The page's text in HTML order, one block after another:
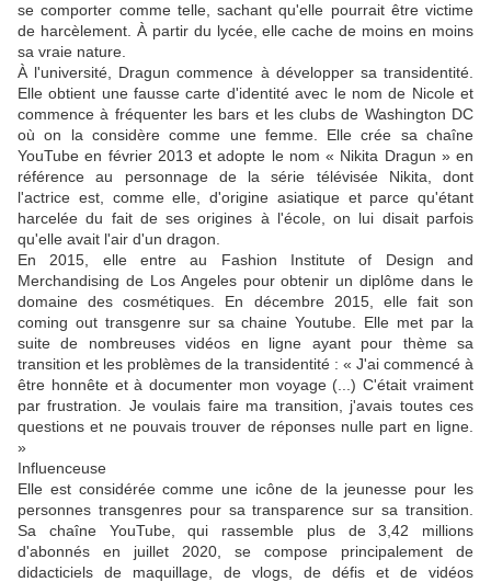
se comporter comme telle, sachant qu'elle pourrait être victime
de harcèlement. À partir du lycée, elle cache de moins en moins
sa vraie nature.
À l'université, Dragun commence à développer sa transidentité.
Elle obtient une fausse carte d'identité avec le nom de Nicole et
commence à fréquenter les bars et les clubs de Washington DC
où on la considère comme une femme. Elle crée sa chaîne
YouTube en février 2013 et adopte le nom « Nikita Dragun » en
référence au personnage de la série télévisée Nikita, dont
l'actrice est, comme elle, d'origine asiatique et parce qu'étant
harcelée du fait de ses origines à l'école, on lui disait parfois
qu'elle avait l'air d'un dragon.
En 2015, elle entre au Fashion Institute of Design and
Merchandising de Los Angeles pour obtenir un diplôme dans le
domaine des cosmétiques. En décembre 2015, elle fait son
coming out transgenre sur sa chaine Youtube. Elle met par la
suite de nombreuses vidéos en ligne ayant pour thème sa
transition et les problèmes de la transidentité : « J'ai commencé à
être honnête et à documenter mon voyage (...) C'était vraiment
par frustration. Je voulais faire ma transition, j'avais toutes ces
questions et ne pouvais trouver de réponses nulle part en ligne.
»
Influenceuse
Elle est considérée comme une icône de la jeunesse pour les
personnes transgenres pour sa transparence sur sa transition.
Sa chaîne YouTube, qui rassemble plus de 3,42 millions
d'abonnés en juillet 2020, se compose principalement de
didacticiels de maquillage, de vlogs, de défis et de vidéos